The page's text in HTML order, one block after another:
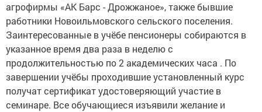
агрофирмы «АК Барс - Дрожжаное», также бывшие
работники Новоильмовского сельского поселения.
Заинтересованные в учёбе пенсионеры собираются в
указанное время два раза в неделю с
продолжительностью по 2 академических часа . По
завершении учёбы проходившие установленный курс
получат сертификат удостоверяющий участие в
семинаре. Все обучающиеся изъявили желание и